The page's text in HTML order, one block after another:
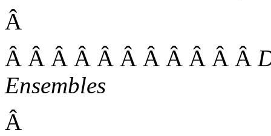
Â
Â Â Â Â Â Â Â Â Â Â Â
Ensembles
Â